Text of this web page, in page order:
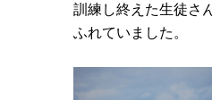
訓練し終えた生徒さ
ふれていました。